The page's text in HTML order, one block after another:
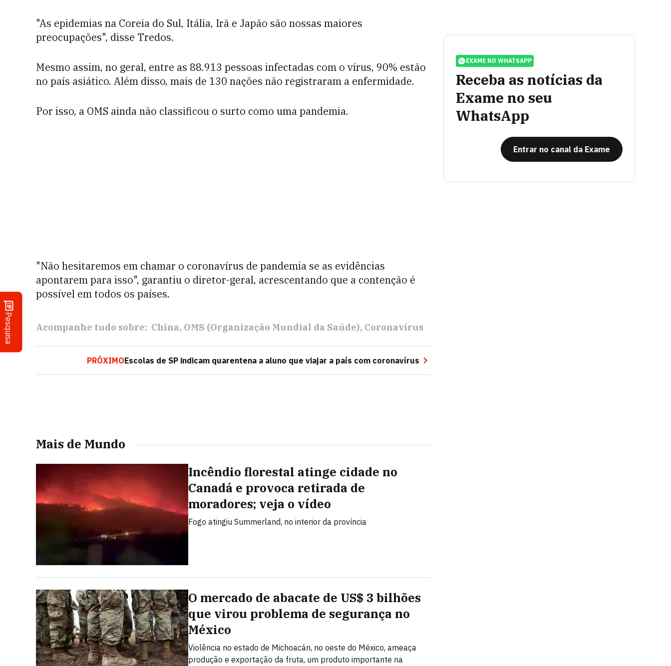
Pesquisa
"As epidemias na Coreia do Sul, Itália, Irã e Japão são nossas maiores
preocupações", disse Tredos.
Mesmo assim, no geral, entre as 88.913 pessoas infectadas com o vírus, 90% estão
no país asiático. Além disso, mais de 130 nações não registraram a enfermidade.
Por isso, a OMS ainda não classificou o surto como uma pandemia.
"Não hesitaremos em chamar o coronavírus de pandemia se as evidências
apontarem para isso", garantiu o diretor-geral, acrescentando que a contenção é
possível em todos os países.
Acompanhe tudo sobre: China OMS (Organização Mundial da Saúde) Coronavírus
PRÓXIMOEscolas de SP indicam quarentena a aluno que viajar a país com coronavírus
Mais de Mundo
Incêndio florestal atinge cidade no
Canadá e provoca retirada de
moradores; veja o vídeo
Fogo atingiu Summerland, no interior da província
O mercado de abacate de US$ 3 bilhões
que virou problema de segurança no
México
Violência no estado de Michoacán, no oeste do México, ameaça
produção e exportação da fruta, um produto importante na
EXAME NO WHATSAPP
Receba as notícias da
Exame no seu
WhatsApp
Entrar no canal da Exame